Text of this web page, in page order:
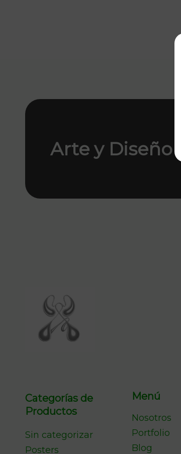
Arte y Diseño
Categorías de
Productos
Sin categorizar
Posters
Menú
Nosotros
Portfolio
Blog